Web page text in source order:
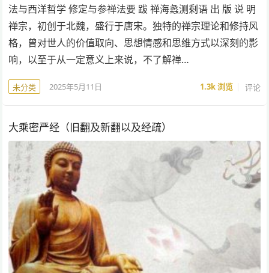
法与西洋哲学 修定与参禅法要 跋 禅海蠡测剩语 出 版 说 明
禅宗，初创于北魏，盛行于唐宋。独特的禅宗理论和修持风
格，曾对世人的价值取向、思想情感和思维方式以深刻的影
响，以至于从一定意义上来说，不了解禅…
未分类 2025年5月11日 1.3k浏览 评论
大乘密严经（旧翻及新翻以及经疏）